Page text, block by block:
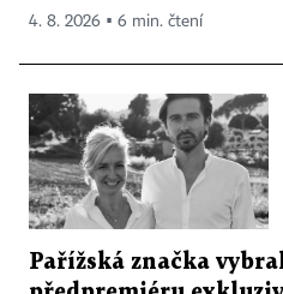
4. 8. 2026 ▪ 6 min. čtení
Pařížská značka